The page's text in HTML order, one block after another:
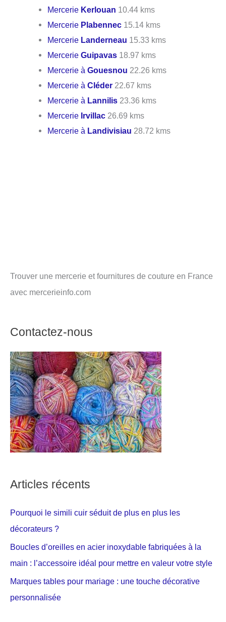
Mercerie Kerlouan 10.44 kms
Mercerie Plabennec 15.14 kms
Mercerie Landerneau 15.33 kms
MercerieGuipavas 18.97 kms
Mercerie àGouesnou 22.26 kms
Mercerie àCléder 22.67 kms
Mercerie à Lannilis 23.36 kms
Mercerie Irvillac 26.69 kms
Mercerie à Landivisiau 28.72 kms
Trouver une mercerie et fournitures de couture en France
avec mercerieinfo.com
Contactez-nous
Articles récents
Pourquoi le simili cuir séduit de plus en plus les
décorateurs ?
Boucles d’oreilles en acier inoxydable fabriquées à la
main : l’accessoire idéal pour mettre en valeur votre style
Marques tables pour mariage : une touche décorative
personnalisée